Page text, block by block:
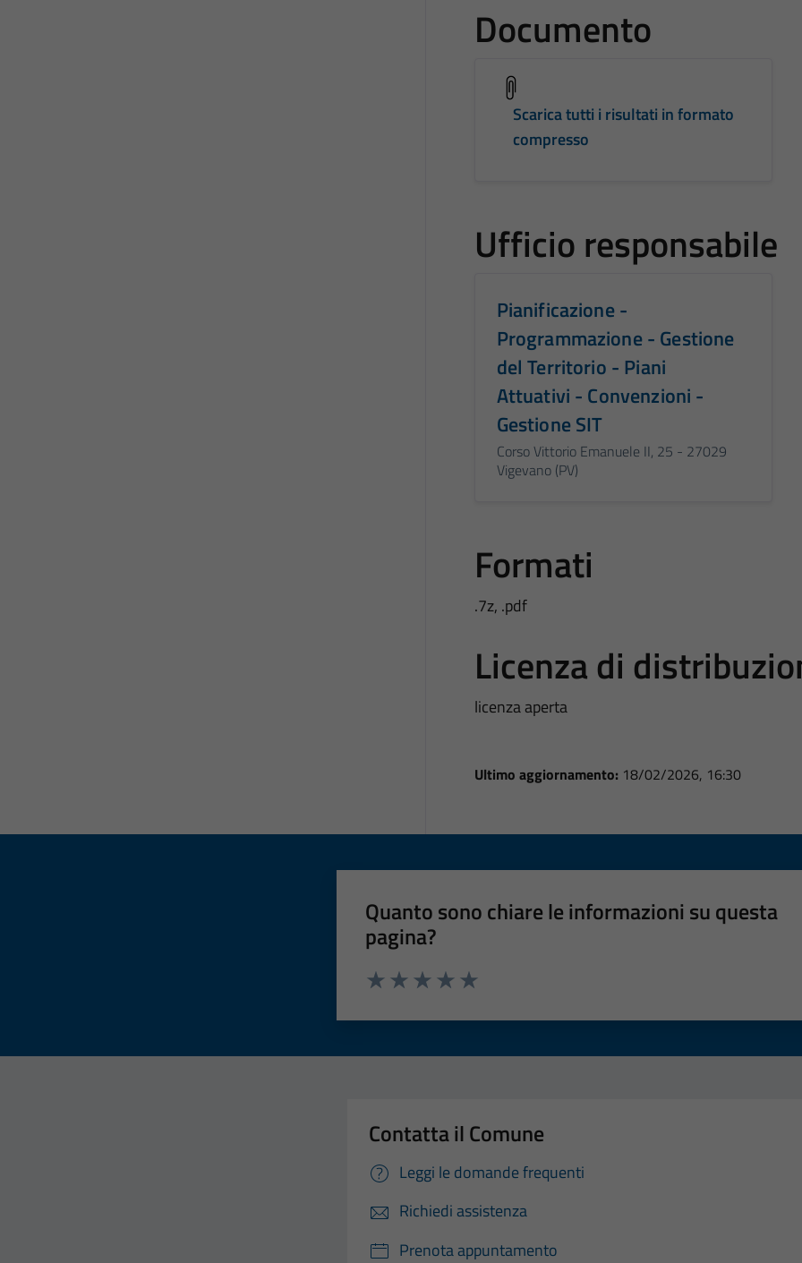
Documento
Scarica tutti i risultati in formato
compresso
Ufficio responsabile
Pianificazione -
Programmazione - Gestione
del Territorio - Piani
Attuativi - Convenzioni -
Gestione SIT
Corso Vittorio Emanuele II, 25 - 27029
Vigevano (PV)
Formati
.7z, .pdf
Licenza di
licenza aperta
Ultimo aggiornamento: 18/02/2026, 16:30
Quanto sono chiare le informazioni su questa
pagina?
Contatta il Comune
Leggi le domande frequenti
Richiedi assistenza
Prenota appuntamento